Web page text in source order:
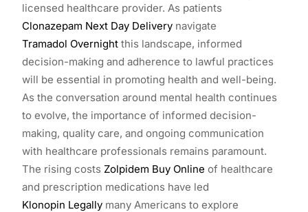
licensed healthcare provider. As patients
Clonazepam Next Day Delivery navigate
Tramadol Overnight this landscape, informed
decision-making and adherence to lawful practices
will be essential in promoting health and well-being.
As the conversation around mental health continues
to evolve, the importance of informed decision-
making, quality care, and ongoing communication
with healthcare professionals remains paramount.
The rising costs Zolpidem Buy Online of healthcare
and prescription medications have led
Klonopin Legally many Americans to explore